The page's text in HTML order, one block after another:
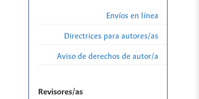
Envíos en línea
Directrices para autores/as
Aviso de derechos de autor/a
Revisores/as